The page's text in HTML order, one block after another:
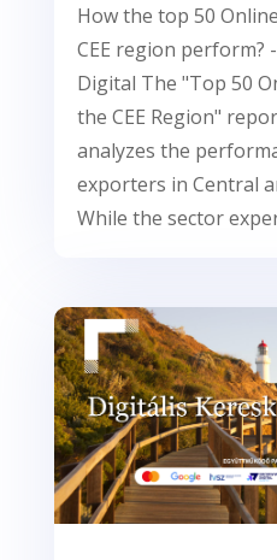
How the top 50
CEE region perform?
Digital The "Top 50
the CEE Region"
analyzes the
exporters in Central
While the sector